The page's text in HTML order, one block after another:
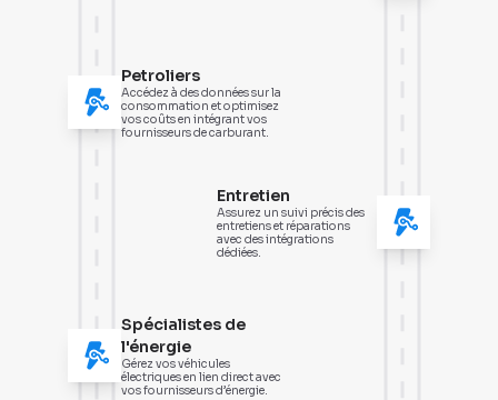
Petroliers
Accédez à des données sur la
consommation et optimisez
vos coûts en intégrant vos
fournisseurs de carburant.
Spécialistes de
l'énergie
Gérez vos véhicules
électriques en lien direct avec
vos fournisseurs d’énergie.
Entretien
Assurez un suivi précis des
entretiens et réparations
avec des intégrations
dédiées.